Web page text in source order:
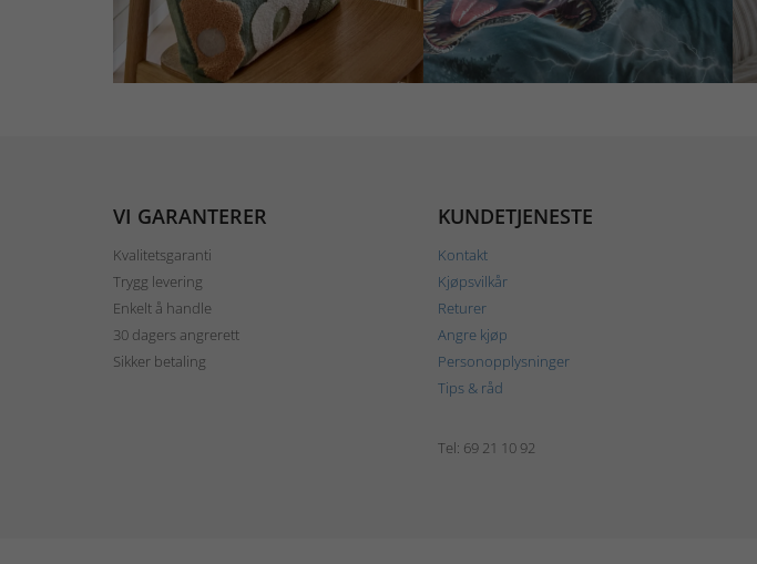
VI GARANTERER
Kvalitetsgaranti
Trygg levering
Enkelt å handle
30 dagers angrerett
Sikker betaling
KUNDETJENESTE
Kontakt
Kjøpsvilkår
Returer
Angre kjøp
Personopplysninger
Tips & råd
Tel: 69 21 10 92